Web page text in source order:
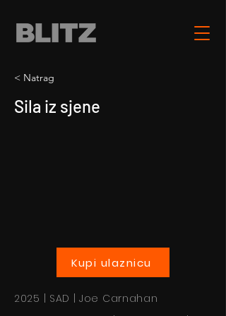
< Natrag
Sila iz sjene
Kupi ulaznicu
2025 | SAD | Joe Carnahan